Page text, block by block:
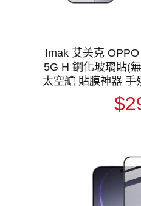
Imak 艾美克
5G H 鋼化玻璃貼(
太空艙 貼膜神器 手
膜 手機螢